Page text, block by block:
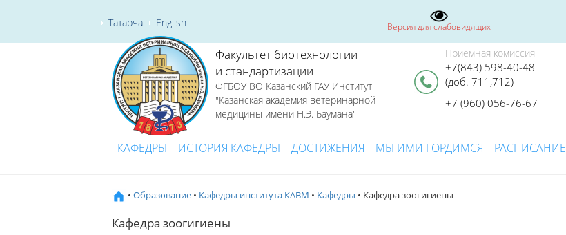
Татарча English Версия для слабовидящих
Факультет биотехнологии
и стандартизации
ФГБОУ ВО Казанский ГАУ Институт
"Казанская академия ветеринарной
медицины имени Н.Э. Баумана"
Приемная комиссия
+7(843) 598-40-48
(доб. 711,712)
+7 (960) 056-76-67
КАФЕДРЫ ИСТОРИЯ КАФЕДРЫ ДОСТИЖЕНИЯ МЫ ИМИ ГОРДИМСЯ РАСПИСАНИЕ
• Образование • Кафедры института КАВМ • Кафедры • Кафедра зоогигиены
Кафедра зоогигиены